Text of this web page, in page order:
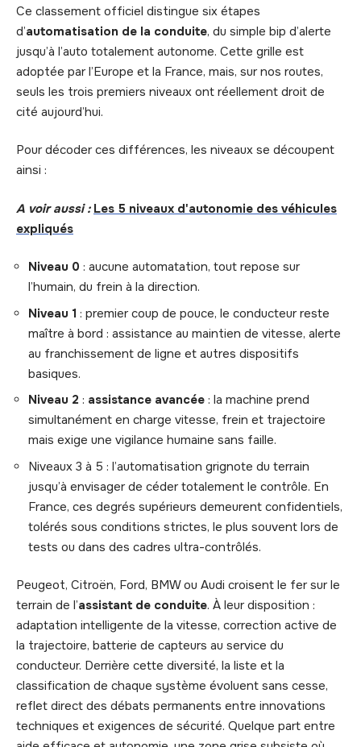
Ce classement officiel distingue six étapes
d’automatisation de la conduite, du simple bip d’alerte
jusqu’à l’auto totalement autonome. Cette grille est
adoptée par l’Europe et la France, mais, sur nos routes,
seuls les trois premiers niveaux ont réellement droit de
cité aujourd’hui.
Pour décoder ces différences, les niveaux se découpent
ainsi :
A voir aussi : Les 5 niveaux d'autonomie des véhicules
expliqués
Niveau 0 : aucune automatation, tout repose sur
l’humain, du frein à la direction.
Niveau 1 : premier coup de pouce, le conducteur reste
maître à bord : assistance au maintien de vitesse, alerte
au franchissement de ligne et autres dispositifs
basiques.
Niveau 2 : assistance avancée : la machine prend
simultanément en charge vitesse, frein et trajectoire
mais exige une vigilance humaine sans faille.
Niveaux 3 à 5 : l’automatisation grignote du terrain
jusqu’à envisager de céder totalement le contrôle. En
France, ces degrés supérieurs demeurent confidentiels,
tolérés sous conditions strictes, le plus souvent lors de
tests ou dans des cadres ultra-contrôlés.
Peugeot, Citroën, Ford, BMW ou Audi croisent le fer sur le
terrain de l’assistant de conduite. À leur disposition :
adaptation intelligente de la vitesse, correction active de
la trajectoire, batterie de capteurs au service du
conducteur. Derrière cette diversité, la liste et la
classification de chaque système évoluent sans cesse,
reflet direct des débats permanents entre innovations
techniques et exigences de sécurité. Quelque part entre